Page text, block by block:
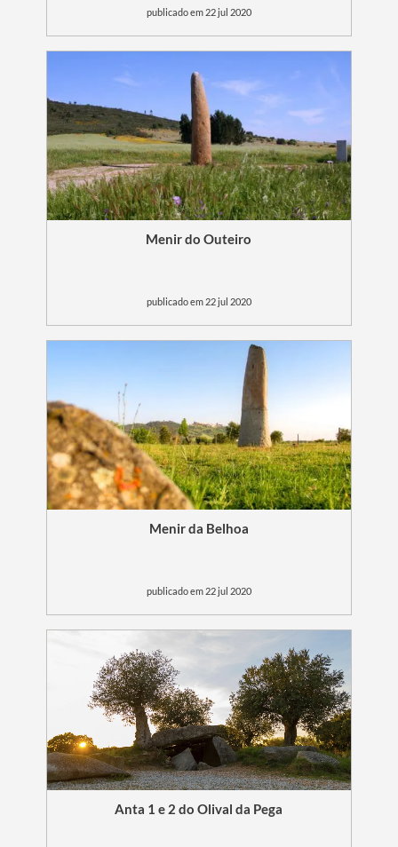
publicado em 22 jul 2020
Menir do Outeiro
publicado em 22 jul 2020
Menir da Belhoa
publicado em 22 jul 2020
Anta 1 e 2 do Olival da Pega